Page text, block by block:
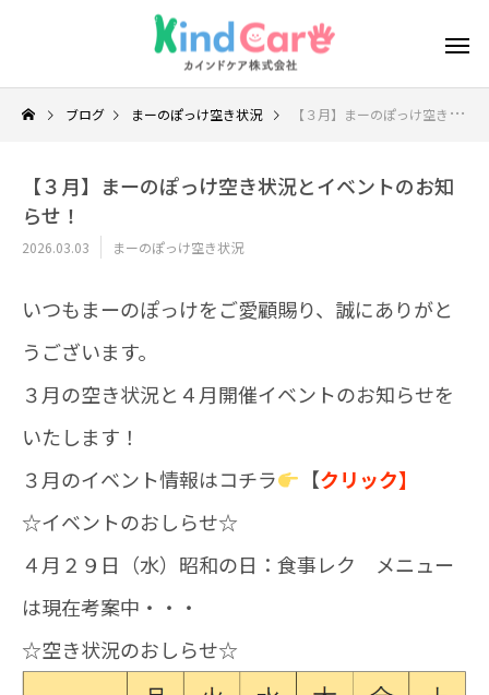
ブログ まーのぽっけ空き状況 【３月】まーのぽっけ空き状況とイベントのお知らせ！
【３月】まーのぽっけ空き状況とイベントのお知
らせ！
2026.03.03 まーのぽっけ空き状況
いつもまーのぽっけをご愛顧賜り、誠にありがと
うございます。
３月の空き状況と４月開催イベントのお知らせを
いたします！
３月のイベント情報はコチラ
【クリック】
☆イベントのおしらせ☆
４月２９日（水）昭和の日：食事レク メニュー
は現在考案中・・・
☆空き状況のおしらせ☆